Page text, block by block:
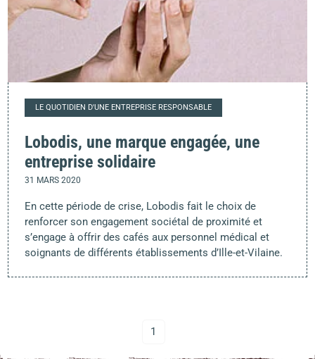
LE QUOTIDIEN D'UNE ENTREPRISE RESPONSABLE
Lobodis, une marque engagée, une
entreprise solidaire
31 MARS 2020
En cette période de crise, Lobodis fait le choix de
renforcer son engagement sociétal de proximité et
s’engage à offrir des cafés aux personnel médical et
soignants de différents établissements d’Ille-et-Vilaine.
1